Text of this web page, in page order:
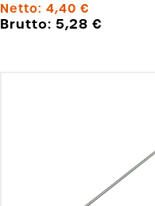
Netto: 4,40 €
Brutto: 5,28 €